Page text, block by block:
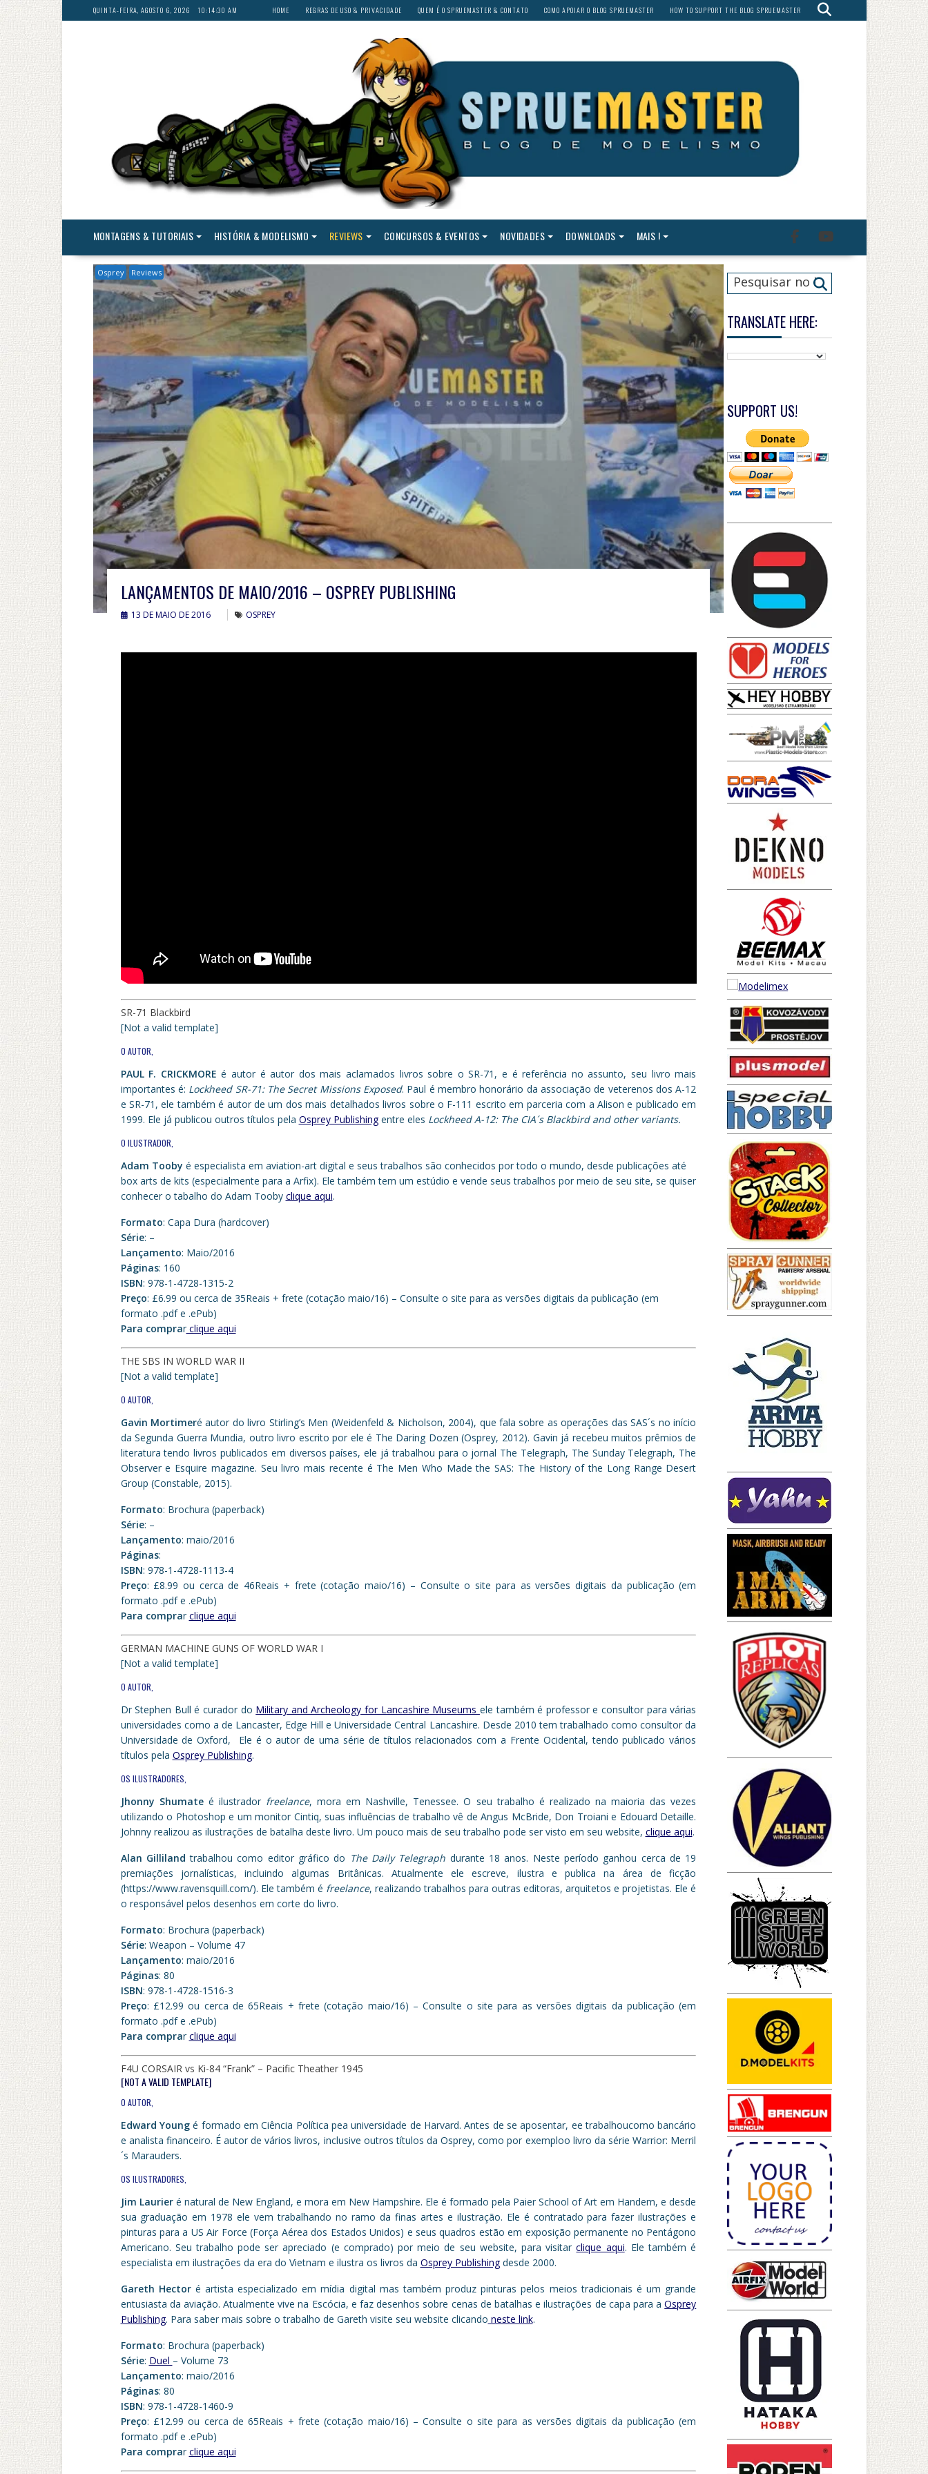
Skip
to
content
QUINTA-FEIRA, AGOSTO 6, 2026 10:14:33 AM HOME REGRAS DE USO & PRIVACIDADE QUEM É O SPRUEMASTER & CONTATO COMO APOIAR O BLOG SPRUEMASTER HOW TO SUPPORT THE BLOG SPRUEMASTER
MONTAGENS & TUTORIAIS HISTÓRIA & MODELISMO REVIEWS CONCURSOS & EVENTOS NOVIDADES DOWNLOADS MAIS !
Osprey Reviews
LANÇAMENTOS DE MAIO/2016 – OSPREY PUBLISHING
13 DE MAIO DE 2016 OSPREY
SR-71 Blackbird
[Not a valid template]
O AUTOR,
PAUL F. CRICKMORE é autor é autor dos mais aclamados livros sobre o SR-71, e é referência no assunto, seu livro mais
importantes é: Lockheed SR-71: The Secret Missions Exposed. Paul é membro honorário da associação de veterenos dos A-12
e SR-71, ele também é autor de um dos mais detalhados livros sobre o F-111 escrito em parceria com a Alison e publicado em
1999. Ele já publicou outros títulos pela Osprey Publishingentre eles Lockheed A-12: The CIA´s Blackbird and other variants.
O ILUSTRADOR,
Adam Tooby é especialista em aviation-art digital e seus trabalhos são conhecidos por todo o mundo, desde publicações até
box arts de kits (especialmente para a Arfix). Ele também tem um estúdio e vende seus trabalhos por meio de seu site, se quiser
conhecer o tabalho do Adam Tooby clique aqui.
Formato: Capa Dura (hardcover)
Série: –
Lançamento: Maio/2016
Páginas: 160
ISBN: 978-1-4728-1315-2
Preço: £6.99 ou cerca de 35Reais + frete (cotação maio/16) – Consulte o site para as versões digitais da publicação (em
formato .pdf e .ePub)
Para comprarclique aqui
THE SBS IN WORLD WAR II
[Not a valid template]
O AUTOR,
Gavin Mortimeré autor do livro Stirling’s Men (Weidenfeld & Nicholson, 2004), que fala sobre as operações das SAS´s no início
da Segunda Guerra Mundia, outro livro escrito por ele é The Daring Dozen (Osprey, 2012). Gavin já recebeu muitos prêmios de
literatura tendo livros publicados em diversos países, ele já trabalhou para o jornal The Telegraph, The Sunday Telegraph, The
Observer e Esquire magazine. Seu livro mais recente é The Men Who Made the SAS: The History of the Long Range Desert
Group (Constable, 2015).
Formato: Brochura (paperback)
Série: –
Lançamento: maio/2016
Páginas:
ISBN: 978-1-4728-1113-4
Preço: £8.99 ou cerca de 46Reais + frete (cotação maio/16) – Consulte o site para as versões digitais da publicação (em
formato .pdf e .ePub)
Para comprar clique aqui
GERMAN MACHINE GUNS OF WORLD WAR I
[Not a valid template]
O AUTOR,
Dr Stephen Bull é curador do Military and Archeology for Lancashire Museums ele também é professor e consultor paravárias
universidades como a de Lancaster, Edge Hill e Universidade Central Lancashire. Desde 2010 tem trabalhado como consultor da
Universidade de Oxford, Ele é o autor de uma série de títulos relacionados com a Frente Ocidental, tendo publicado vários
títulos pela Osprey Publishing.
OS ILUSTRADORES,
Jhonny Shumateé ilustrador freelance, mora em Nashville, Tenessee. O seu trabalho é realizado na maioria das vezes
utilizando o Photoshop e um monitor Cintiq, suas influências de trabalho vê de Angus McBride, Don Troiani e Edouard Detaille.
Johnny realizou as ilustrações de batalha deste livro. Um pouco mais de seu trabalho pode ser visto em seu website, clique aqui.
Alan Gilliland trabalhou como editor gráfico do The Daily Telegraph durante 18 anos. Neste período ganhou cerca de 19
premiações jornalísticas, incluindo algumas Britânicas. Atualmente ele escreve, ilustra e publica na área de ficção
(https://www.ravensquill.com/). Ele também é freelance, realizando trabalhos para outras editoras, arquitetos e projetistas. Ele é
o responsável pelos desenhos em corte do livro.
Formato: Brochura (paperback)
Série: Weapon – Volume 47
Lançamento: maio/2016
Páginas: 80
ISBN: 978-1-4728-1516-3
Preço: £12.99 ou cerca de 65Reais + frete (cotação maio/16) – Consulte o site para as versões digitais da publicação (em
formato .pdf e .ePub)
Para comprar clique aqui
F4U CORSAIR vs Ki-84 “Frank” – Pacific Theather 1945
[NOT A VALID TEMPLATE]
O AUTOR,
Edward Youngé formado em Ciência Política pea universidade de Harvard. Antes de se aposentar, ee trabalhoucomo bancário
e analista financeiro. É autor de vários livros, inclusive outros títulos da Osprey, como por exemploo livro da série Warrior: Merril
´s Marauders.
OS ILUSTRADORES,
Jim Laurieré natural de New England, e mora em New Hampshire. Ele é formado pela Paier School of Art em Handem, e desde
sua graduação em 1978 ele vem trabalhando no ramo da finas artes e ilustração. Ele é contratado para fazer ilustrações e
pinturas para a US Air Force (Força Aérea dos Estados Unidos) e seus quadros estão em exposição permanente no Pentágono
Americano. Seu trabalho pode ser apreciado (e comprado) por meio de seu website, para visitarclique aqui. Ele também é
especialista em ilustrações da era do Vietnam e ilustra os livros da Osprey Publishingdesde 2000.
Gareth Hectoré artista especializado em mídia digital mas também produz pinturas pelos meios tradicionais é um grande
entusiasta da aviação. Atualmente vive na Escócia, e faz desenhos sobre cenas de batalhas e ilustrações de capa para aOsprey
Publishing. Para saber mais sobre o trabalho de Gareth visite seu website clicando neste link.
Formato: Brochura (paperback)
Série: Duel – Volume 73
Lançamento: maio/2016
Páginas: 80
ISBN: 978-1-4728-1460-9
Preço: £12.99 ou cerca de 65Reais + frete (cotação maio/16) – Consulte o site para as versões digitais da publicação (em
formato .pdf e .ePub)
Para comprar clique aqui
TRANSLATE HERE:
SUPPORT US!